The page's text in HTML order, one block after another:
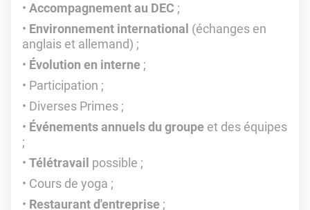
Accompagnement au DEC ;
Environnement international (échanges en
anglais et allemand) ;
Évolution en interne ;
Participation ;
Diverses Primes ;
Événements annuels du groupe et des équipes
;
Télétravail possible ;
Cours de yoga ;
Restaurant d'entreprise ;